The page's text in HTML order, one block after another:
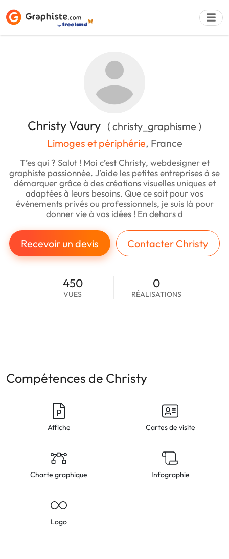
Christy Vaury ( christy_graphisme )
Limoges et périphérie, France
T’es qui ? Salut ! Moi c’est Christy, webdesigner et
graphiste passionnée. J’aide les petites entreprises à se
démarquer grâce à des créations visuelles uniques et
adaptées à leurs besoins. Que ce soit pour vos
événements privés ou professionnels, je suis là pour
donner vie à vos idées ! En dehors d
Recevoir un devis Contacter Christy
450
VUES
0
RÉALISATIONS
Compétences de Christy
Affiche Cartes de visite
Charte graphique Infographie
Logo